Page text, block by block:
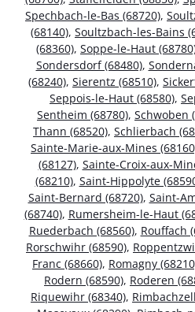
Spechbach-le-Bas (68720),
(68140), Soultzbach-les-Bains
(68360), Soppe-le-Haut
Sondersdorf (68480),
(68240), Sierentz (68510),
Seppois-le-Haut (68580),
Sentheim (68780), Schwoben
Thann (68520), Schlierbach
Sainte-Marie-aux-Mines
(68127), Sainte-Croix-aux-
(68210), Saint-Hippolyte
Saint-Bernard (68720), Saint-
(68740), Rumersheim-le-Haut
Ruederbach (68560), Rouffach
Rorschwihr (68590),
Franc (68660), Romagny
Rodern (68590), Roderen
Riquewihr (68340),